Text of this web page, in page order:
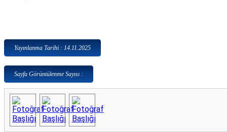
Yayınlanma Tarihi : 14.11.2025
Sayfa Görüntülenme Sayısı :